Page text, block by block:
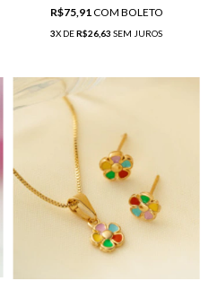
R$75,91 COM BOLETO
3X DER$26,63 SEM JUROS